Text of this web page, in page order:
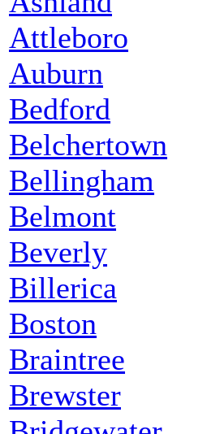
Attleboro
Auburn
Bedford
Belchertown
Bellingham
Belmont
Beverly
Billerica
Boston
Braintree
Brewster